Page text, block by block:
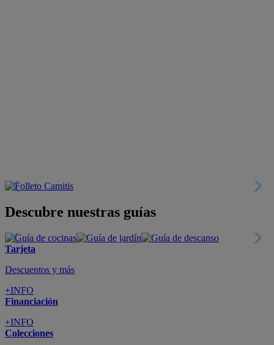
Descubre nuestras guías
Tarjeta
Descuentos y más
+INFO
Financiación
+INFO
Colecciones